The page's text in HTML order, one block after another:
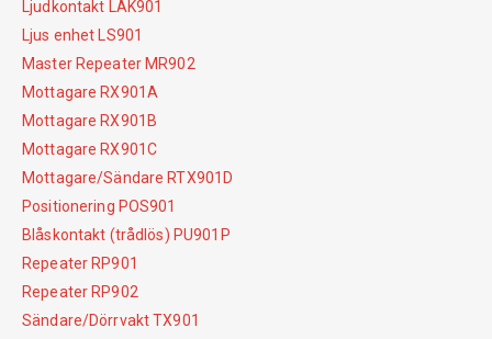
Ljudkontakt LAK901
Ljus enhet LS901
Master Repeater MR902
Mottagare RX901A
Mottagare RX901B
Mottagare RX901C
Mottagare/Sändare RTX901D
Positionering POS901
Blåskontakt (trådlös) PU901P
Repeater RP901
Repeater RP902
Sändare/Dörrvakt TX901